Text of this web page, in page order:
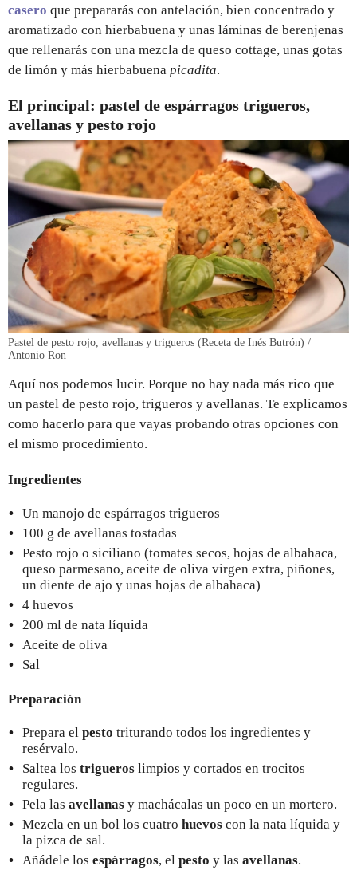
casero que prepararás con antelación, bien concentrado y
aromatizado con hierbabuena y unas láminas de berenjenas
que rellenarás con una mezcla de queso cottage, unas gotas
de limón y más hierbabuena picadita.
El principal: pastel de espárragos trigueros,
avellanas y pesto rojo
Pastel de pesto rojo, avellanas y trigueros (Receta de Inés Butrón) /
Antonio Ron
Aquí nos podemos lucir. Porque no hay nada más rico que
un pastel de pesto rojo, trigueros y avellanas. Te explicamos
como hacerlo para que vayas probando otras opciones con
el mismo procedimiento.
Ingredientes
Un manojo de espárragos trigueros
100 g de avellanas tostadas
Pesto rojo o siciliano (tomates secos, hojas de albahaca,
queso parmesano, aceite de oliva virgen extra, piñones,
un diente de ajo y unas hojas de albahaca)
4 huevos
200 ml de nata líquida
Aceite de oliva
Sal
Preparación
Prepara el pesto triturando todos los ingredientes y
resérvalo.
Saltea los trigueros limpios y cortados en trocitos
regulares.
Pela las avellanas y machácalas un poco en un mortero.
Mezcla en un bol los cuatro huevos con la nata líquida y
la pizca de sal.
Añádele los espárragos, el pesto y las avellanas.